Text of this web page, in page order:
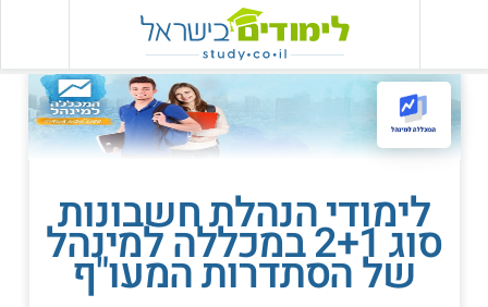
לימודי הנהלת חשבונות
סוג 2+1 במכללה למינהל
של הסתדרות המעו"ף